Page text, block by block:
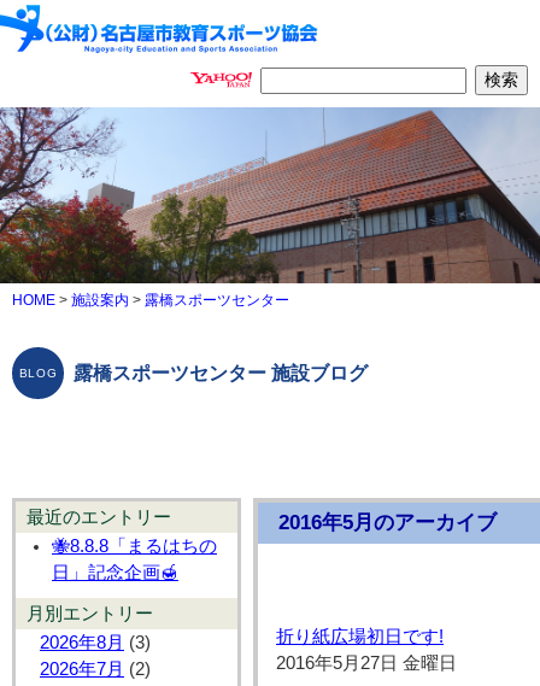
HOME > 施設案内 > 露橋スポーツセンター
露橋スポーツセンター 施設ブログ
最近のエントリー
🐝8.8.8「まるはちの
日」記念企画🍯
月別エントリー
2026年8月 (3)
2026年7月 (2)
2016年5月のアーカイブ
折り紙広場初日です!
2016年5月27日 金曜日